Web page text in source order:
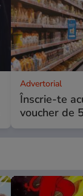
Advertorial
Înscrie-te
voucher de